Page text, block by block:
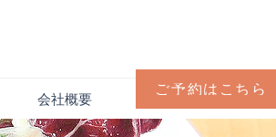
会社概要 ご予約はこちら